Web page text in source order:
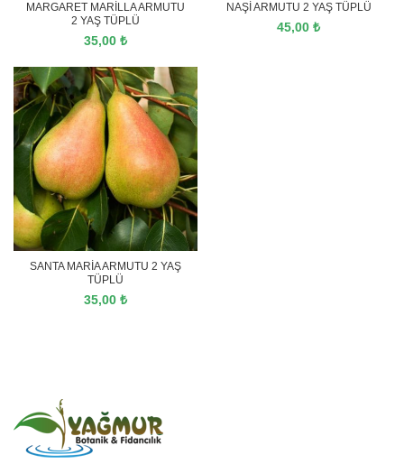
MARGARET MARİLLA ARMUTU
2 YAŞ TÜPLÜ
35,00 ₺
NAŞİ ARMUTU 2 YAŞ TÜPLÜ
45,00 ₺
SANTA MARİA ARMUTU 2 YAŞ
TÜPLÜ
35,00 ₺